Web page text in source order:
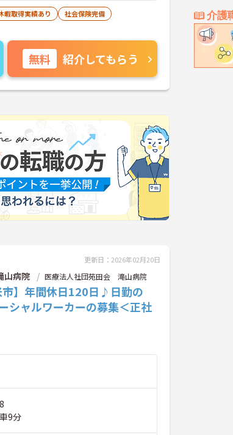
介護
暇取得実績あり
社会保険完備
無料 紹介してもらう
更新日：2026年02月20日
山病院 医療法人社団苑田会 滝山病院
市】年間休日120日♪日勤の
シャルワーカーの募集＜正社
9分